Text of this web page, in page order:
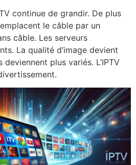
continue de grandir. De plus
le câble par un
câble. Les serveurs
La qualité d’image devient
plus variés. L’IPTV